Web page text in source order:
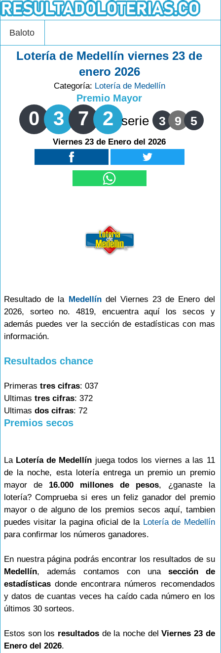
Baloto
Lotería de Medellín viernes 23 de
enero 2026
Categoría: Lotería de Medellín
Premio Mayor
0 3 7 2 serie 3 9 5
Viernes 23 de Enero del 2026
Resultado de la Medellíndel Viernes 23 de Enero del
2026, sorteo no. 4819, encuentra aquí los secos y
además puedes ver la sección de estadísticas con mas
información.
Resultados chance
Primeras tres cifras: 037
Ultimas tres cifras: 372
Ultimas dos cifras: 72
Premios secos
La Lotería de Medellín juega todos los viernes a las 11
de la noche, esta lotería entrega un premio un premio
mayor de 16.000 millones de pesos, ¿ganaste la
lotería? Comprueba si eres un feliz ganador del premio
mayor o de alguno de los premios secos aquí, tambien
puedes visitar la pagina oficial de la Lotería de Medellín
para confirmar los números ganadores.
En nuestra página podrás encontrar los resultados de su
Medellín, además contamos con una sección de
estadísticas donde encontrara números recomendados
y datos de cuantas veces ha caído cada número en los
últimos 30 sorteos.
Estos son los resultadosde la noche delViernes 23 de
Enero del 2026.